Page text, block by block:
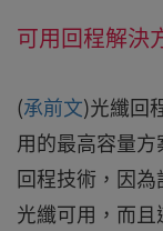
可用回程解決
(承前文)光纖回
用的最高容量
回程技術，因
光纖可用，而